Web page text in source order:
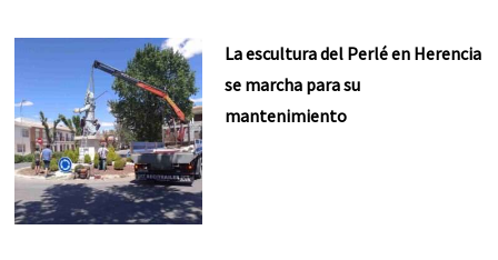
La escultura del Perlé en Herencia
se marcha para su
mantenimiento